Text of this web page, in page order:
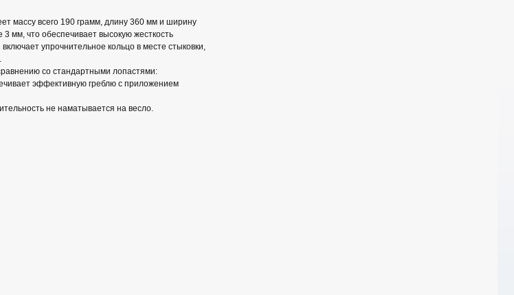
массу всего 190 грамм, длину 360 мм и ширину
мм, что обеспечивает высокую жесткость
упрочнительное кольцо в месте стыковки,
со стандартными лопастями:
эффективную греблю с приложением
не наматывается на весло.